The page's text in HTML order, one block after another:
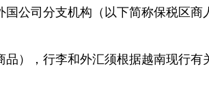
公司分支机构（以下简称保税区商
），行李和外汇须根据越南现行有